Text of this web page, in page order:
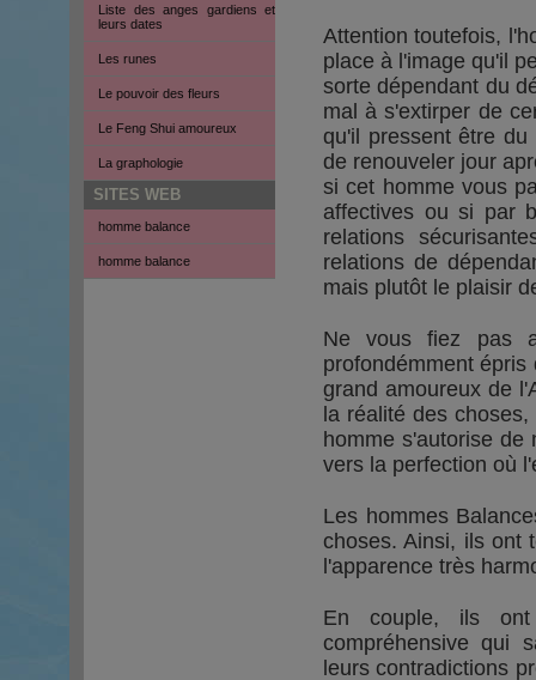
Liste des anges gardiens et
leurs dates
Les runes
Le pouvoir des fleurs
Le Feng Shui amoureux
La graphologie
SITES WEB
homme balance
homme balance
Attention toutefois,
place à l'image qu'il
sorte dépendant du
mal à s'extirper de
qu'il pressent être
de renouveler jour
si cet homme vous
affectives ou si par
relations
relations de
mais plutôt le plaisir
Ne vous fiez pas
profondémment
grand amoureux de
la réalité des
homme s'autorise de
vers la perfection où
Les hommes
choses. Ainsi, ils ont
l'apparence très
En couple, ils
compréhensive qui
leurs contradictions